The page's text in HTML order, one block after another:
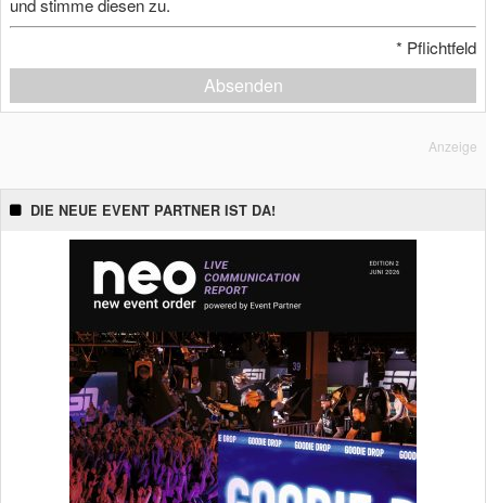
und stimme diesen zu.
* Pflichtfeld
Absenden
Anzeige
DIE NEUE EVENT PARTNER IST DA!